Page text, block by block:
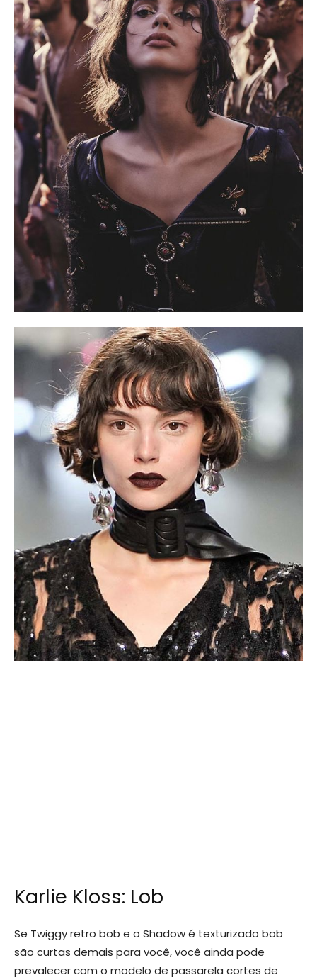
Karlie Kloss: Lob
Se Twiggy retro bob e o Shadow é texturizado bob
são curtas demais para você, você ainda pode
prevalecer com o modelo de passarela cortes de